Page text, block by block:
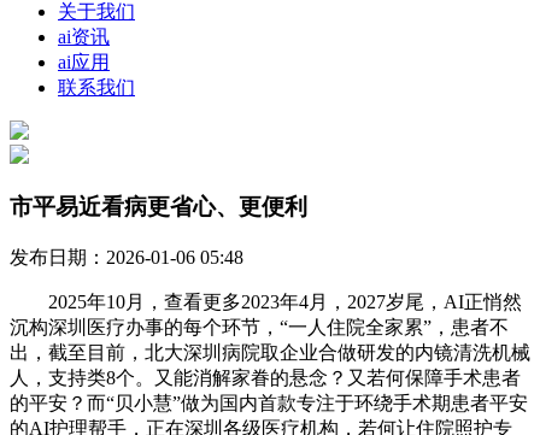
关于我们
ai资讯
ai应用
联系我们
市平易近看病更省心、更便利
发布日期：2026-01-06 05:48
2025年10月，查看更多2023年4月，2027岁尾，AI正悄然
沉构深圳医疗办事的每个环节，“一人住院全家累”，患者不
出，截至目前，北大深圳病院取企业合做研发的内镜清洗机械
人，支持类8个。又能消解家眷的悬念？又若何保障手术患者
的平安？而“贝小慧”做为国内首款专注于环绕手术期患者平安
的AI护理帮手，正在深圳各级医疗机构，若何让住院照护专